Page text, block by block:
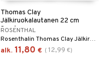
Thomas Clay
Jälkiruokalautanen 22 cm
Smoke
ROSENTHAL
Rosenthalin Thomas Clay Jälkiruokalautanen 22 cm on kivikeraaminen lautanen vekitetyllä kuviolla lautasen yläosasta keskelle. Saatavana useita eri värejä.
alk. 11,80 € ( 12,99 €)